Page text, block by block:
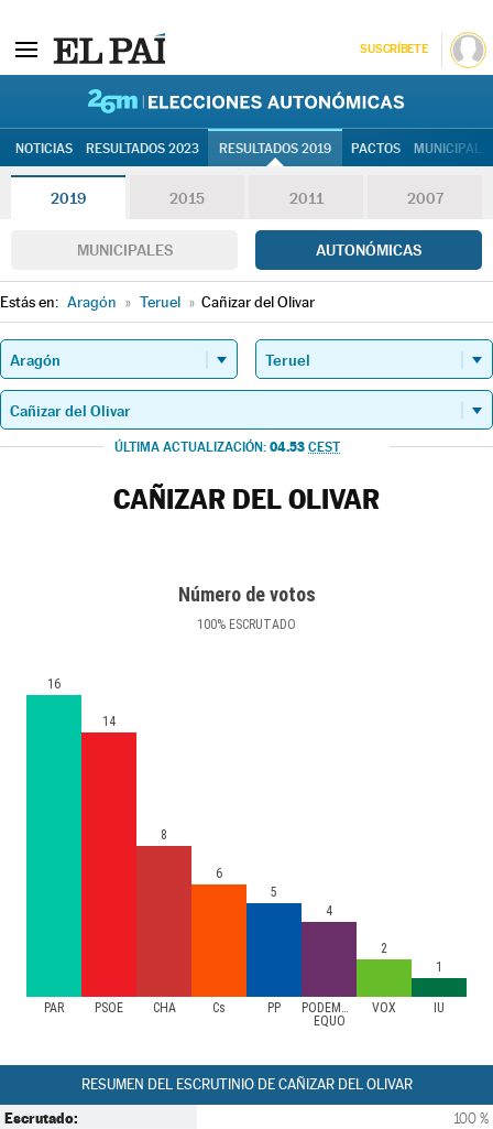
SUSCRÍBETE
NOTICIAS RESULTADOS 2023 RESULTADOS 2019 PACTOS
2019 2015 2011 2007
MUNICIPALES AUTONÓMICAS
Estás en: Aragón » Teruel » Cañizar del Olivar
ÚLTIMA ACTUALIZACIÓN: 04.53 CEST
CAÑIZAR DEL OLIVAR
Número de votos
100% ESCRUTADO
PAR PSOE CHA Cs PP
PODEMOS-
EQUO
VOX IU
16
14
8
6
5
4
2
1
RESUMEN DEL ESCRUTINIO DE CAÑIZAR DEL OLIVAR
Escrutado: 100 %